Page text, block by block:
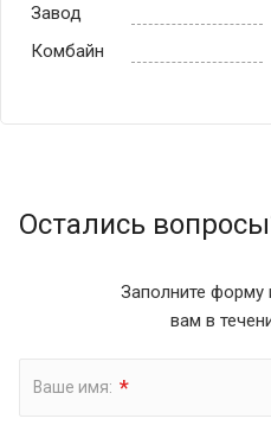
Завод
Комбайн
Остались
Заполните
вам в
Ваше имя: *